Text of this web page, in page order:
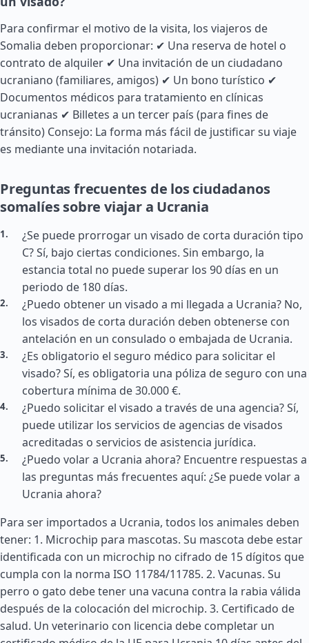
Para confirmar el motivo de la visita, los viajeros de
Somalia deben proporcionar: ✔ Una reserva de hotel o
contrato de alquiler ✔ Una invitación de un ciudadano
ucraniano (familiares, amigos) ✔ Un bono turístico ✔
Documentos médicos para tratamiento en clínicas
ucranianas ✔ Billetes a un tercer país (para fines de
tránsito) Consejo: La forma más fácil de justificar su viaje
es mediante una invitación notariada.
Preguntas frecuentes de los ciudadanos
somalíes sobre viajar a Ucrania
¿Se puede prorrogar un visado de corta duración tipo
C? Sí, bajo ciertas condiciones. Sin embargo, la
estancia total no puede superar los 90 días en un
periodo de 180 días.
¿Puedo obtener un visado a mi llegada a Ucrania? No,
los visados de corta duración deben obtenerse con
antelación en un consulado o embajada de Ucrania.
¿Es obligatorio el seguro médico para solicitar el
visado? Sí, es obligatoria una póliza de seguro con una
cobertura mínima de 30.000 €.
¿Puedo solicitar el visado a través de una agencia? Sí,
puede utilizar los servicios de agencias de visados
acreditadas o servicios de asistencia jurídica.
¿Puedo volar a Ucrania ahora? Encuentre respuestas a
las preguntas más frecuentes aquí: ¿Se puede volar a
Ucrania ahora?
Para ser importados a Ucrania, todos los animales deben
tener: 1. Microchip para mascotas. Su mascota debe estar
identificada con un microchip no cifrado de 15 dígitos que
cumpla con la norma ISO 11784/11785. 2. Vacunas. Su
perro o gato debe tener una vacuna contra la rabia válida
después de la colocación del microchip. 3. Certificado de
salud. Un veterinario con licencia debe completar un